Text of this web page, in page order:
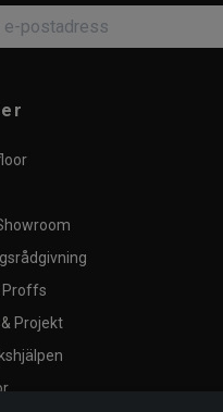
Proffs
Projekt